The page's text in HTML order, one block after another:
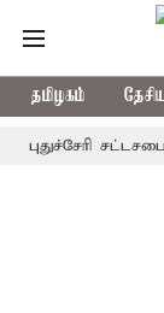
தமிழகம்